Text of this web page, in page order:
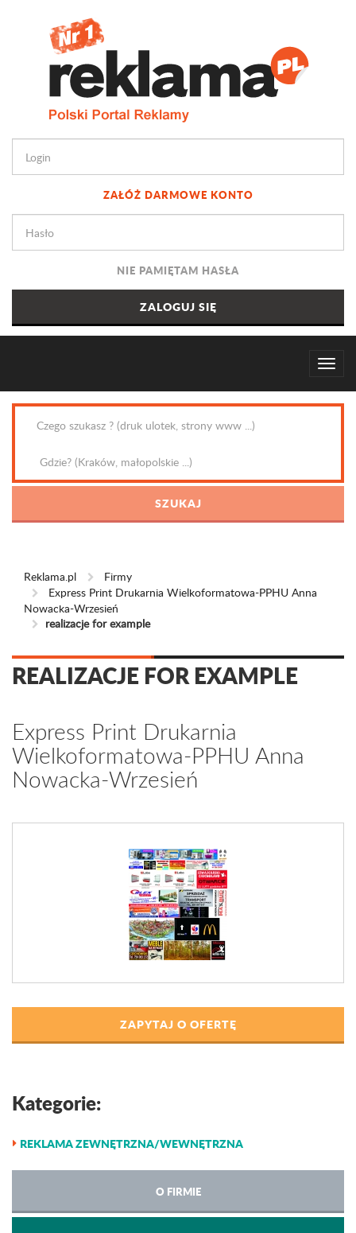
ZAŁÓŻ DARMOWE KONTO
NIE PAMIĘTAM HASŁA
Reklama.pl
Firmy
Express Print Drukarnia Wielkoformatowa-PPHU Anna
Nowacka-Wrzesień
realizacje for example
REALIZACJE FOR EXAMPLE
Express Print Drukarnia
Wielkoformatowa-PPHU Anna
Nowacka-Wrzesień
ZAPYTAJ O OFERTĘ
Kategorie:
REKLAMA ZEWNĘTRZNA/WEWNĘTRZNA
O FIRMIE